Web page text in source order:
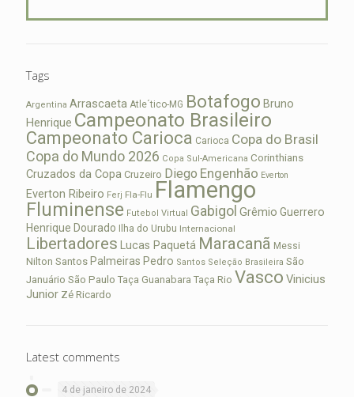
Tags
Argentina Arrascaeta Atle´tico-MG Botafogo Bruno
Henrique Campeonato Brasileiro
Campeonato Carioca Carioca Copa do Brasil
Copa do Mundo 2026 Copa Sul-Americana Corinthians
Cruzados da Copa Cruzeiro Diego Engenhão Everton
Everton Ribeiro Ferj Fla-Flu Flamengo
Fluminense Futebol Virtual Gabigol Grêmio Guerrero
Henrique Dourado Ilha do Urubu Internacional
Libertadores Lucas Paquetá Maracanã Messi
Nilton Santos Palmeiras Pedro Santos Seleção Brasileira São
Januário São Paulo Taça Guanabara Taça Rio Vasco Vinicius
Junior Zé Ricardo
Latest comments
4 de janeiro de 2024